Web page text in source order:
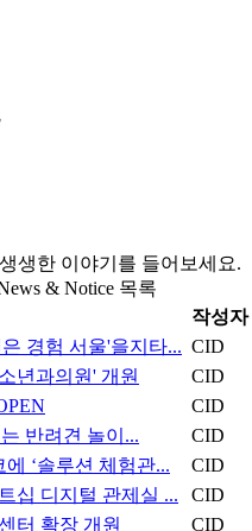
생한 이야기를 들어보세요.
& Notice 목록
작성자
경험 서울'을지타... CID
년과의원' 개원 CID
CID
반려견 놀이... CID
‘솔루션 체험관... CID
십 디지털 관제실 ... CID
터 확장 개원 CID